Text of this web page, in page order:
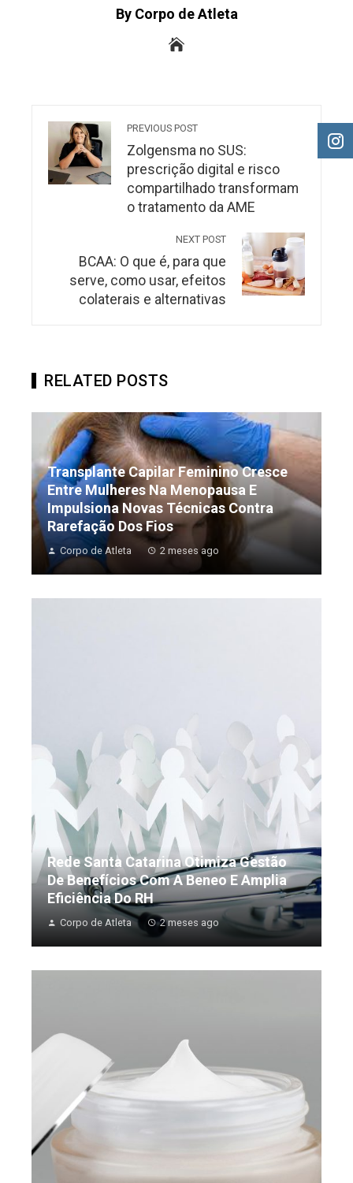
By Corpo de Atleta
PREVIOUS POST
Zolgensma no SUS:
prescrição digital e risco
compartilhado transformam
o tratamento da AME
NEXT POST
BCAA: O que é, para que
serve, como usar, efeitos
colaterais e alternativas
RELATED POSTS
Transplante Capilar Feminino Cresce
Entre Mulheres Na Menopausa E
Impulsiona Novas Técnicas Contra
Rarefação Dos Fios
Corpo de Atleta 2 meses ago
Rede Santa Catarina Otimiza Gestão
De Benefícios Com A Beneo E Amplia
Eficiência Do RH
Corpo de Atleta 2 meses ago